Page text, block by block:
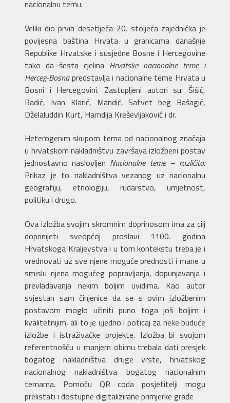
nacionalnu temu.
Veliki dio prvih desetljeća 20. stoljeća zajednička je
povijesna baština Hrvata u granicama današnje
Republike Hrvatske i susjedne Bosne i Hercegovine
tako da šesta cjelina Hrvatske nacionalne teme i
Herceg-Bosnapredstavlja i nacionalne teme Hrvata u
Bosni i Hercegovini. Zastupljeni autori su: Šišić,
Radić, Ivan Klarić, Mandić, Safvet beg Bašagić,
Dželaluddin Kurt, Hamdija Kreševljaković i dr.
Heterogenim skupom tema od nacionalnog značaja
u hrvatskom nakladništvu završava izložbeni postav
jednostavno naslovljen Nacionalne teme – različito.
Prikaz je to nakladništva vezanog uz nacionalnu
geografiju, etnologiju, rudarstvo, umjetnost,
politiku i drugo.
Ova izložba svojim skromnim doprinosom ima za cilj
doprinijeti sveopćoj proslavi 1100. godina
Hrvatskoga Kraljevstva i u tom kontekstu treba je i
vrednovati uz sve njene moguće prednosti i mane u
smislu njena mogućeg popravljanja, dopunjavanja i
prevladavanja nekim boljim uvidima. Kao autor
svjestan sam činjenice da se s ovim izložbenim
postavom moglo učiniti puno toga još boljim i
kvalitetnijim, ali to je ujedno i poticaj za neke buduće
izložbe i istraživačke projekte. Izložba bi svojom
referentnošću u manjem obimu trebala dati presjek
bogatog nakladništva druge vrste, hrvatskog
nacionalnog nakladništva bogatog nacionalnim
temama. Pomoću QR coda posjetitelji mogu
prelistati i dostupne digitalizirane primjerke građe